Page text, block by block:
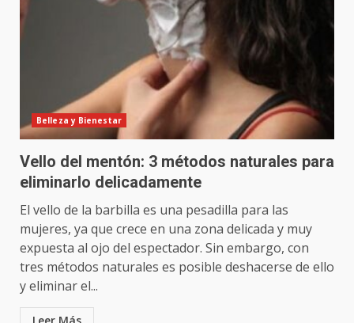
Belleza y Bienestar
Vello del mentón: 3 métodos naturales para
eliminarlo delicadamente
El vello de la barbilla es una pesadilla para las
mujeres, ya que crece en una zona delicada y muy
expuesta al ojo del espectador. Sin embargo, con
tres métodos naturales es posible deshacerse de ello
y eliminar el...